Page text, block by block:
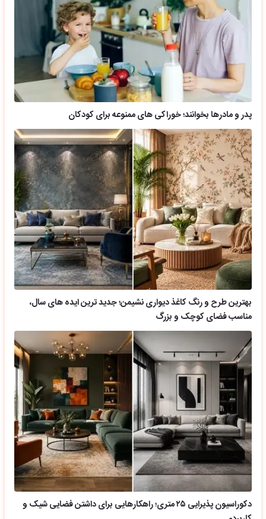
پدر و مادرها بخوانند؛ خوراکی های ممنوعه برای کودکان
بهترین طرح و رنگ کاغذ دیواری نشیمن؛ جدید ترین ایده های سال،
مناسب فضای کوچک و بزرگ
دکوراسیون پذیرایی ۲۵ متری؛ راهکارهایی برای داشتن فضایی شیک و